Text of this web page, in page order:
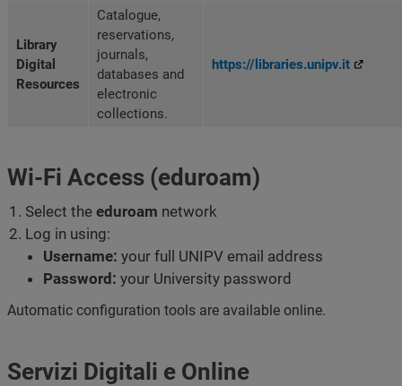
Library
Digital
Resources
Catalogue,
reservations,
journals,
databases and
electronic
collections.
https://libraries.unipv.it
Wi-Fi Access (eduroam)
Select the eduroam network
Log in using:
Username: your full UNIPV email address
Password: your University password
Automatic configuration tools are available online.
Servizi Digitali e Online